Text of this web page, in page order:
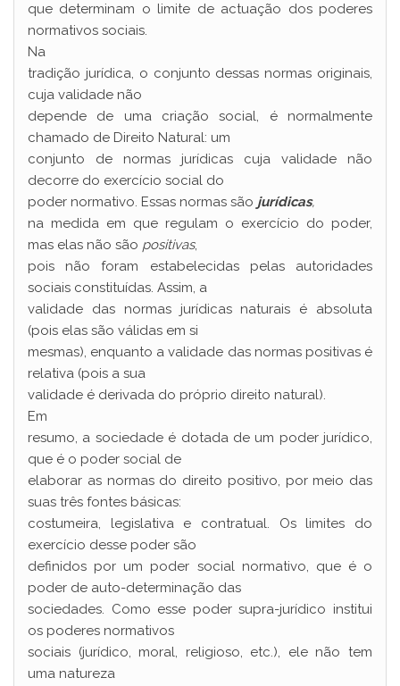
que determinam o limite de actuação dos poderes
normativos sociais.
Na
tradição jurídica, o conjunto dessas normas originais,
cuja validade não
depende de uma criação social, é normalmente
chamado de Direito Natural: um
conjunto de normas jurídicas cuja validade não
decorre do exercício social do
poder normativo. Essas normas são jurídicas,
na medida em que regulam o exercício do poder,
mas elas não são positivas,
pois não foram estabelecidas pelas autoridades
sociais constituídas. Assim, a
validade das normas jurídicas naturais é absoluta
(pois elas são válidas em si
mesmas), enquanto a validade das normas positivas é
relativa (pois a sua
validade é derivada do próprio direito natural).
Em
resumo, a sociedade é dotada de um poder jurídico,
que é o poder social de
elaborar as normas do direito positivo, por meio das
suas três fontes básicas:
costumeira, legislativa e contratual. Os limites do
exercício desse poder são
definidos por um poder social normativo, que é o
poder de auto-determinação das
sociedades. Como esse poder supra-jurídico institui
os poderes normativos
sociais (jurídico, moral, religioso, etc.), ele não tem
uma natureza